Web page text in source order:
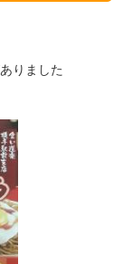
りました